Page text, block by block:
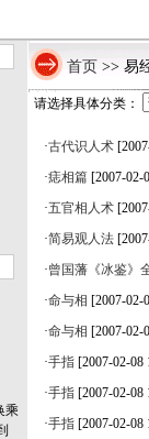
乘
首页 >> 易
请选择具体分类：
·古代识人术
·痣相篇 [2007-02-
·五官相人术
·简易观人法
·曾国藩《冰鉴》
·命与相 [2007-02-
·命与相 [2007-02-
·手指 [2007-02-08
·手指 [2007-02-08
·手指 [2007-02-08